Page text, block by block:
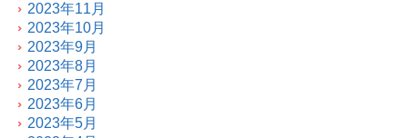
2023年11月
2023年10月
2023年9月
2023年8月
2023年7月
2023年6月
2023年5月